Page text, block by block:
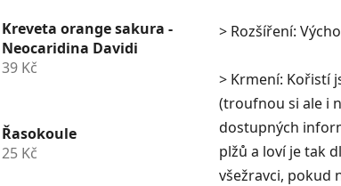
Kreveta orange sakura -
Neocaridina Davidi
39 Kč
Řasokoule
25 Kč
> Rozšíření:
> Krmení: Kořistí
(troufnou si ale i
dostupných
plžů a loví je tak
všežravci, pokud